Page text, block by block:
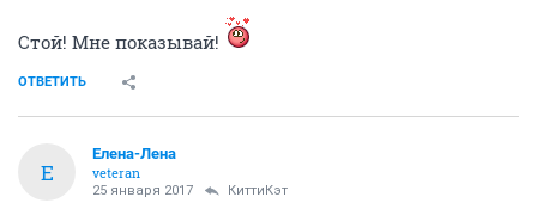
Стой! Мне показывай!
ОТВЕТИТЬ
Е
Елена-Лена
veteran
25 января 2017 КиттиКэт